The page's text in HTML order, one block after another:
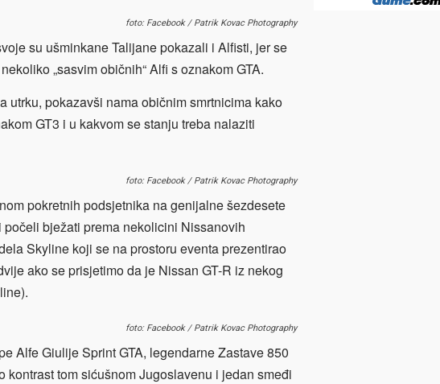
foto: Facebook / Patrik Kovac Photography
su ušminkane Talijane pokazali i Alfisti, jer se
„sasvim običnih“ Alfi s oznakom GTA.
utrku, pokazavši nama običnim smrtnicima kako
GT3 i u kakvom se stanju treba nalaziti
foto: Facebook / Patrik Kovac Photography
pokretnih podsjetnika na genijalne šezdesete
bježati prema nekolicini Nissanovih
Skyline koji se na prostoru eventa prezentirao
ako se prisjetimo da je Nissan GT-R iz nekog
foto: Facebook / Patrik Kovac Photography
Alfe Giulije Sprint GTA, legendarne Zastave 850
kontrast tom sićušnom Jugoslavenu i jedan smeđi